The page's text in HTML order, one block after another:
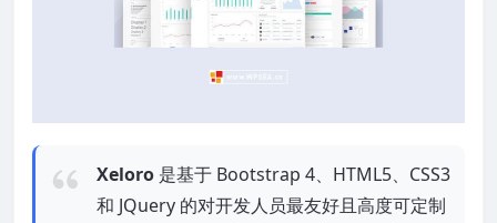
Xeloro 是基于 Bootstrap 4、HTML5、CSS3
和 JQuery 的对开发人员最友好且高度可定制